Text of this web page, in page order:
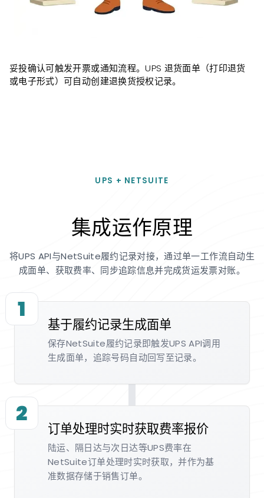
妥投确认可触发开票或通知流程。UPS 退货面单（打印退货
或电子形式）可自动创建退换货授权记录。
UPS + NETSUITE
集成运作原理
将UPS API与NetSuite履约记录对接，通过单一工作流自动生
成面单、获取费率、同步追踪信息并完成货运发票对账。
1
基于履约记录生成面单
保存NetSuite履约记录即触发UPS API调用
生成面单，追踪号码自动回写至记录。
2
订单处理时实时获取费率报价
陆运、隔日达与次日达等UPS费率在
NetSuite订单处理时实时获取，并作为基
准数据存储于销售订单。